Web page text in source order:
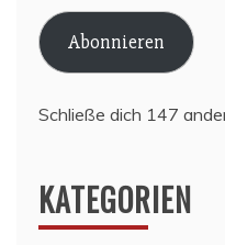
Adresse
Abonnieren
Schließe dich 147
KATEGORIEN